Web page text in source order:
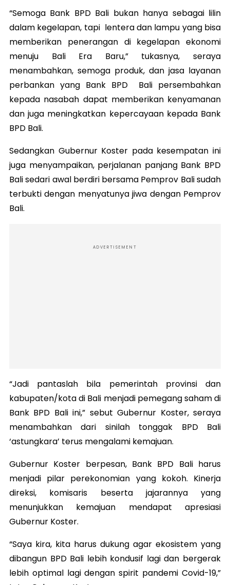
“Semoga Bank BPD Bali bukan hanya sebagai lilin
dalam kegelapan, tapi lentera dan lampu yang bisa
memberikan penerangan di kegelapan ekonomi
menuju Bali Era Baru,” tukasnya, seraya
menambahkan, semoga produk, dan jasa layanan
perbankan yang Bank BPD Bali persembahkan
kepada nasabah dapat memberikan kenyamanan
dan juga meningkatkan kepercayaan kepada Bank
BPD Bali.
Sedangkan Gubernur Koster pada kesempatan ini
juga menyampaikan, perjalanan panjang Bank BPD
Bali sedari awal berdiri bersama Pemprov Bali sudah
terbukti dengan menyatunya jiwa dengan Pemprov
Bali.
ADVERTISEMENT
“Jadi pantaslah bila pemerintah provinsi dan
kabupaten/kota di Bali menjadi pemegang saham di
Bank BPD Bali ini,” sebut Gubernur Koster, seraya
menambahkan dari sinilah tonggak BPD Bali
‘astungkara’ terus mengalami kemajuan.
Gubernur Koster berpesan, Bank BPD Bali harus
menjadi pilar perekonomian yang kokoh. Kinerja
direksi, komisaris beserta jajarannya yang
menunjukkan kemajuan mendapat apresiasi
Gubernur Koster.
“Saya kira, kita harus dukung agar ekosistem yang
dibangun BPD Bali lebih kondusif lagi dan bergerak
lebih optimal lagi dengan spirit pandemi Covid-19,”